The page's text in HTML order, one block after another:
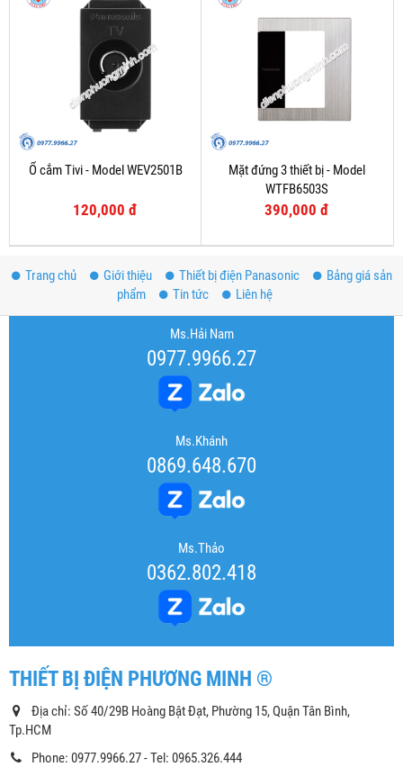
Ổ cắm Tivi - Model WEV2501B
120,000 đ
Mặt đứng 3 thiết bị - Model
WTFB6503S
390,000 đ
Trang chủ Giới thiệu Thiết bị điện Panasonic
Bảng giá sản
phẩm
Tin tức Liên hệ
Ms.Hải Nam
0977.9966.27
Ms.Khánh
0869.648.670
Ms.Thảo
0362.802.418
THIẾT BỊ ĐIỆN PHƯƠNG MINH ®
Địa chỉ: Số 40/29B Hoàng Bật Đạt, Phường 15, Quận Tân Bình,
Tp.HCM
Phone: 0977.9966.27 - Tel: 0965.326.444